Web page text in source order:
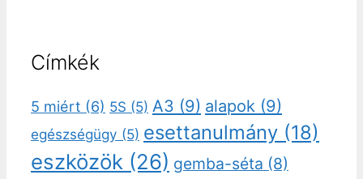
Címkék
5 miért (6) 5S (5) A3 (9) alapok (9)
egészségügy (5) esettanulmány (18)
eszközök (26) gemba-séta (8)